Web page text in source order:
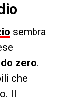
sembra
zero.
che
Il